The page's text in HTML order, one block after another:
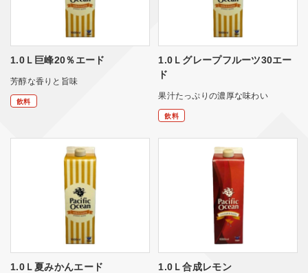
1.0Ｌ巨峰20％エード
芳醇な香りと旨味
飲料
1.0Ｌグレープフルーツ30エー
ド
果汁たっぷりの濃厚な味わい
飲料
1.0Ｌ夏みかんエード 1.0Ｌ合成レモン